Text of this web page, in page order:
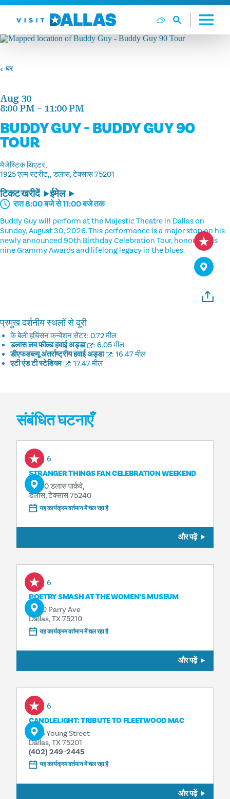
सामग्री पर जाएं
घर
Aug 30
8:00 PM – 11:00 PM
BUDDY GUY - BUDDY GUY 90
TOUR
मैजेस्टिक थिएटर,
1925 एल्म स्ट्रीट, डलास, टेक्सास 75201
टिकट खरीदें ईमेल
रात 8:00 बजे से 11:00 बजे तक
Buddy Guy will perform at the Majestic Theatre in Dallas on
Sunday, August 30, 2026. This performance is a major stop on his
newly announced 90th Birthday Celebration Tour, honoring his
nine Grammy Awards and lifelong legacy in the blues.
प्रमुख दर्शनीय स्थलों से दूरी
के बेली हचिंसन कन्वेंशन सेंटर: 0.72 मील
डलास लव फील्ड हवाई अड्डा
: 6.05 मील
डीएफडब्ल्यू अंतर्राष्ट्रीय हवाई अड्डा
: 16.47 मील
एटी एंड टी स्टेडियम
: 17.47 मील
संबंधित घटनाएँ
Aug 6
STRANGER THINGS FAN CELEBRATION WEEKEND
13550 डलास पार्कवे,
डलास, टेक्सास 75240
यह कार्यक्रम वर्तमान में चल रहा है
और पढ़ें
Aug 6
POETRY SMASH AT THE WOMEN’S MUSEUM
3800 Parry Ave
Dallas, TX 75210
यह कार्यक्रम वर्तमान में चल रहा है
और पढ़ें
Aug 6
CANDLELIGHT: TRIBUTE TO FLEETWOOD MAC
1835 Young Street
Dallas, TX 75201
(402) 249-2445
यह कार्यक्रम वर्तमान में चल रहा है
और पढ़ें